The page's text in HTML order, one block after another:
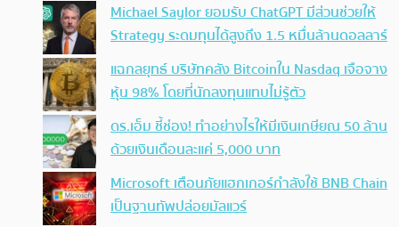
Michael Saylor ยอมรับ ChatGPT มีส่วนช่วยให้
Strategy ระดมทุนได้สูงถึง 1.5 หมื่นล้านดอลลาร์
แฉกลยุทธ์ บริษัทคลัง Bitcoinใน Nasdaq เจือจาง
หุ้น 98% โดยที่นักลงทุนแทบไม่รู้ตัว
ดร.เอ็ม ชี้ช่อง! ทำอย่างไรให้มีเงินเกษียณ 50 ล้าน
ด้วยเงินเดือนละแค่ 5,000 บาท
Microsoft เตือนภัยแฮกเกอร์กำลังใช้ BNB Chain
เป็นฐานทัพปล่อยมัลแวร์